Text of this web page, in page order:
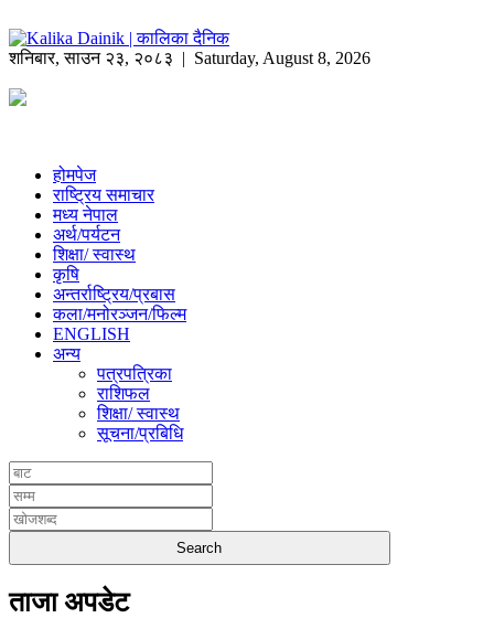
शनिबार,साउन २३, २०८३ | Saturday, August 8, 2026
होमपेज
राष्ट्रिय समाचार
मध्य नेपाल
अर्थ/पर्यटन
शिक्षा/ स्वास्थ
कृषि
अन्तर्राष्ट्रिय/प्रबास
कला/मनोरञ्जन/फिल्म
ENGLISH
अन्य
पत्रपत्रिका
राशिफल
शिक्षा/ स्वास्थ
सूचना/प्रबिधि
ताजा अपडेट